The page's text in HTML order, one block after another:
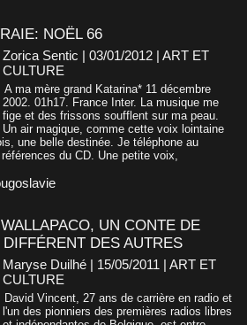
NOËL 66
Zorica Sentic | 03/01/2012 | ART ET
CULTURE
A ma mère grand Katarina* 11 décembre
2002. 01h17. France Inter. La musique me
fige et des frissons soufflent sur ma peau.
Un air magique, comme cette voix lointaine
une belle destinée. Je téléphone au
du CD. Une petite voix,
UN CONTE DE
DES AUTRES
Maryse Duilhé | 15/05/2011 | ART ET
CULTURE
David Vincent, 27 ans de carrière en radio et
l'un des pionniers des premières radios libres